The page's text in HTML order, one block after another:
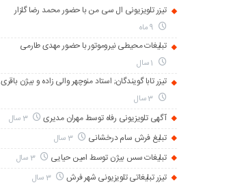
تیزر تلویزیونی ال سی من با حضور محمد رضا گلزار
تبلیغات محیطی نیروموتور با حضور مهدی طارمی
تیزر تابا گویندگان; استاد منوچهر والی زاده و بیژن باقری
آگهی تلویزیونی رفاه توسط مهران مدیری 3 سال
تبلیغ فرش سام درخشانی 3 سال
تبلیغات سس بیژن توسط امین حیایی 3 سال
تیزر تبلیغاتی تلویزیونی شهر فرش 3 سال